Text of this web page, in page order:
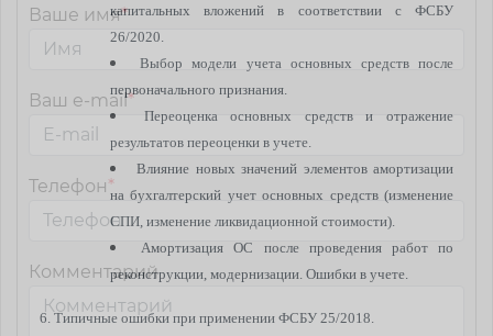
капитальных вложений в соответствии с ФСБУ
26/2020.
Выбор модели учета основных средств после
первоначального признания.
Переоценка основных средств и отражение
результатов переоценки в учете.
Влияние новых значений элементов амортизации
на бухгалтерский учет основных средств (изменение
СПИ, изменение ликвидационной стоимости).
Амортизация ОС после проведения работ по
реконструкции, модернизации. Ошибки в учете.
6. Типичные ошибки при применении ФСБУ 25/2018.
Ваше имя*
Ваш e-mail*
Телефон*
Комментарий